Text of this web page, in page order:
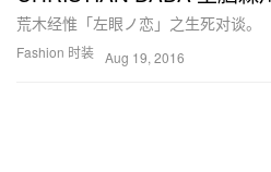
Fashion 时装
荒木经惟「左眼ノ恋」之生死对谈。
Aug 19, 2016